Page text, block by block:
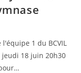
1 du BCVIL
jeudi 18 juin 20h30